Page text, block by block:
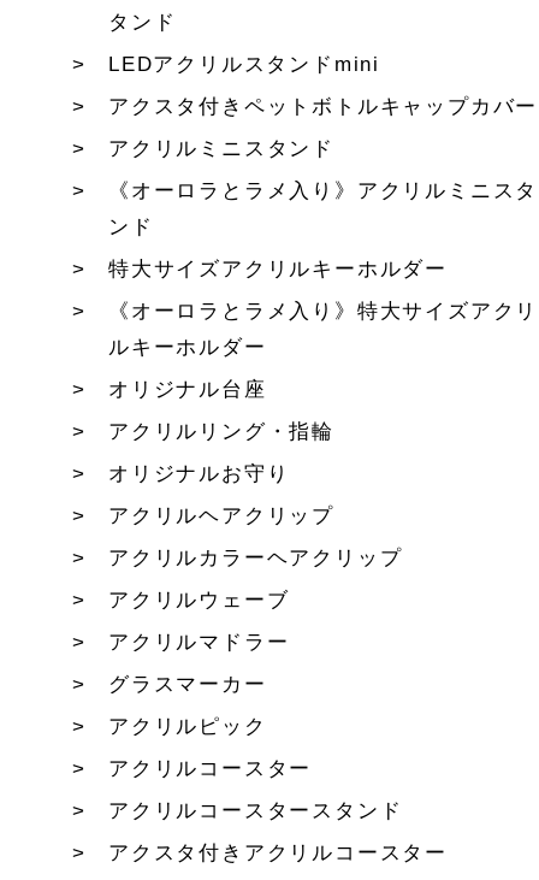
タンド
LEDアクリルスタンドmini
アクスタ付きペットボトルキャップカバー
アクリルミニスタンド
《オーロラとラメ入り》アクリルミニスタ
ンド
特大サイズアクリルキーホルダー
《オーロラとラメ入り》特大サイズアクリ
ルキーホルダー
オリジナル台座
アクリルリング・指輪
オリジナルお守り
アクリルヘアクリップ
アクリルカラーヘアクリップ
アクリルウェーブ
アクリルマドラー
グラスマーカー
アクリルピック
アクリルコースター
アクリルコースタースタンド
アクスタ付きアクリルコースター